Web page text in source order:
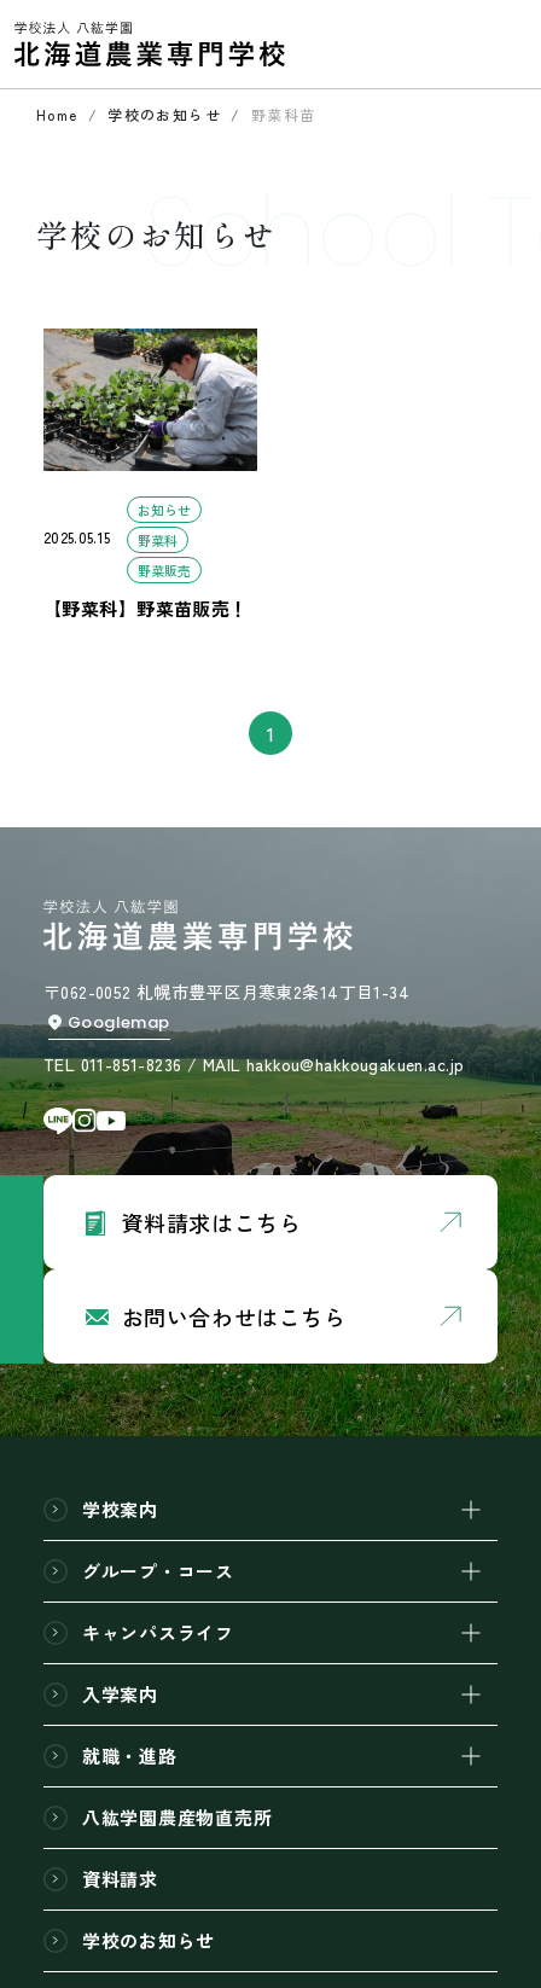
Home 学校のお知らせ 野菜科苗
学校のお知らせ
School
2025.05.15
お知らせ
野菜科
野菜販売
【野菜科】野菜苗販売！
1
〒062-0052 札幌市豊平区月寒東2条14丁目1-34
Googlemap
TEL 011-851-8236 / MAIL hakkou@hakkougakuen.ac.jp
資料請求はこちら
お問い合わせはこちら
学校案内
グループ・コース
キャンパスライフ
入学案内
就職・進路
八紘学園農産物直売所
資料請求
学校のお知らせ